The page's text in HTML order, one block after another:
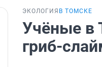
ЭКОЛОГИЯ В ТОМСКЕ
Учёные в
гриб-